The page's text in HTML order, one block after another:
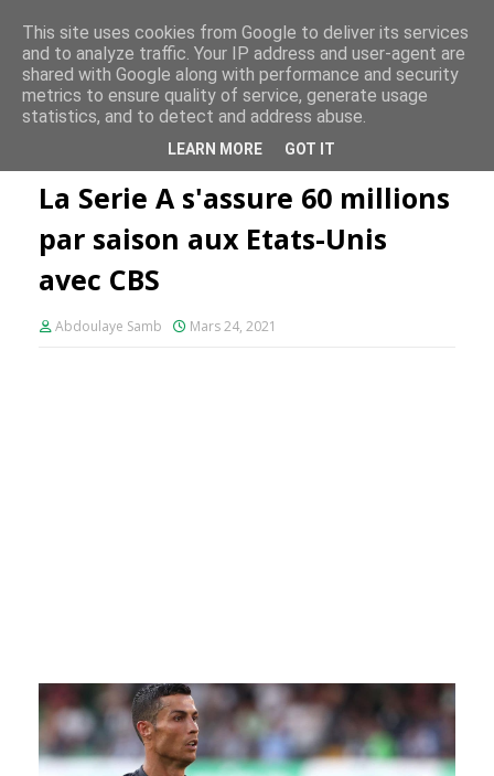
FE PLUS
La Serie A s'assure 60 millions
par saison aux Etats-Unis
avec CBS
Abdoulaye Samb Mars 24, 2021
This site uses cookies from Google to deliver its services
and to analyze traffic. Your IP address and user-agent are
shared with Google along with performance and security
metrics to ensure quality of service, generate usage
statistics, and to detect and address abuse.
LEARN MORE GOT IT